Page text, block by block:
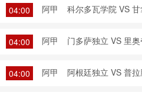
04:00 阿甲 科尔多瓦学院 VS
04:00 阿甲 门多萨独立 VS 里
04:00 阿甲 阿根廷独立 VS 普